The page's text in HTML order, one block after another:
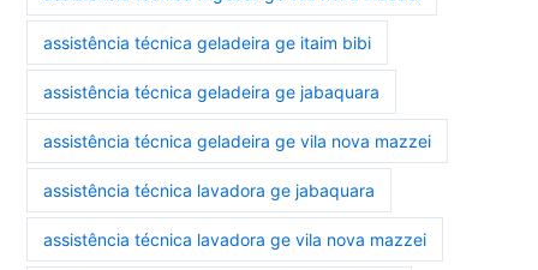
assistência técnica geladeira ge itaim bibi
assistência técnica geladeira ge jabaquara
assistência técnica geladeira ge vila nova mazzei
assistência técnica lavadora ge jabaquara
assistência técnica lavadora ge vila nova mazzei